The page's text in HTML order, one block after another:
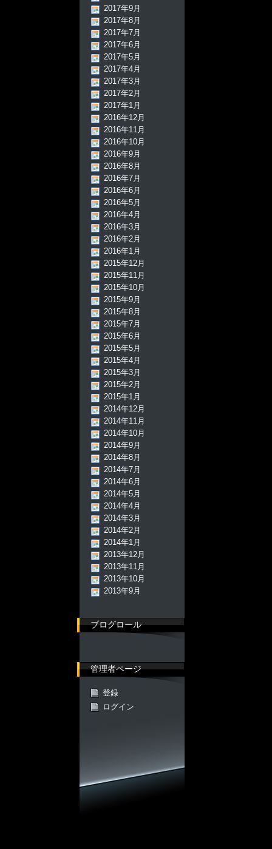
2017年9月
2017年8月
2017年7月
2017年6月
2017年5月
2017年4月
2017年3月
2017年2月
2017年1月
2016年12月
2016年11月
2016年10月
2016年9月
2016年8月
2016年7月
2016年6月
2016年5月
2016年4月
2016年3月
2016年2月
2016年1月
2015年12月
2015年11月
2015年10月
2015年9月
2015年8月
2015年7月
2015年6月
2015年5月
2015年4月
2015年3月
2015年2月
2015年1月
2014年12月
2014年11月
2014年10月
2014年9月
2014年8月
2014年7月
2014年6月
2014年5月
2014年4月
2014年3月
2014年2月
2014年1月
2013年12月
2013年11月
2013年10月
2013年9月
ブログロール
管理者ページ
登録
ログイン